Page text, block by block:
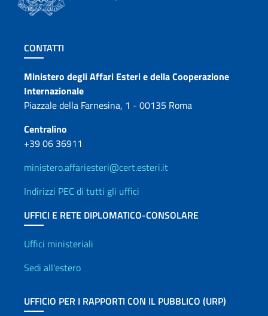
Sezione footer
CONTATTI
Contatti
Ministero degli Affari Esteri e della Cooperazione
Internazionale
Piazzale della Farnesina, 1 - 00135 Roma
Centralino
+39 06 36911
ministero.affariesteri@cert.esteri.it
Indirizzi PEC di tutti gli uffici
UFFICI E RETE DIPLOMATICO-CONSOLARE
Uffici e Rete diplomatica
Uffici ministeriali
Sedi all'estero
UFFICIO PER I RAPPORTI CON IL PUBBLICO (URP)